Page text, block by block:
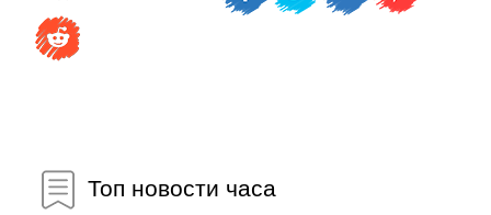
Топ новости часа